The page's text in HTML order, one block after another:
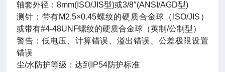
轴套外径：8mm(ISO/JIS型)或3/8″(ANSI/AGD型)
测针：带有M2.5×0.45螺纹的硬质合金球（ISO/JIS）
或带有#4-48UNF螺纹的硬质合金球（英制/公制型）
警告：低电压、计算错误、溢出错误、公差极限设置
错误
尘/水防护等级：达到IP54防护标准